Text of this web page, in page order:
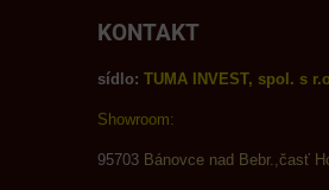
KONTAKT
sídlo: TUMA INVEST, spol. s
Showroom:
95703 Bánovce nad Bebr.,časť